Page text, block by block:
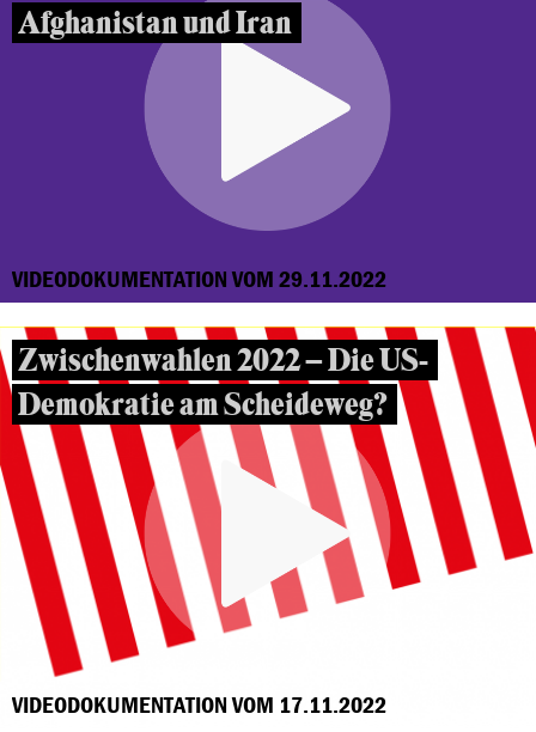
Afghanistan und Iran
VIDEODOKUMENTATION VOM 29.11.2022
Zwischenwahlen 2022 – Die US-
Demokratie am Scheideweg?
VIDEODOKUMENTATION VOM 17.11.2022